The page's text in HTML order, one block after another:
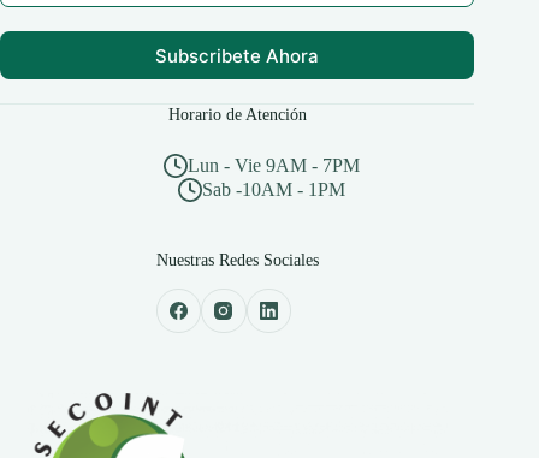
Subscribete Ahora
Horario de Atención
Lun - Vie 9AM - 7PM
Sab -10AM - 1PM
Nuestras Redes Sociales